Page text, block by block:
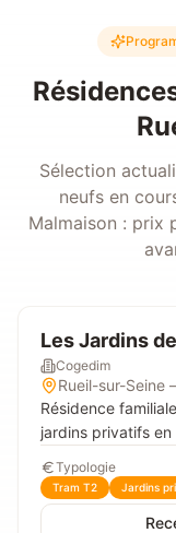
Sélection
neufs en
Malmaison : prix
Les Jardins
Cogedim
Rueil-sur-Seine
Résidence
jardins privatifs en
Typologie
Tram T2 Jardins